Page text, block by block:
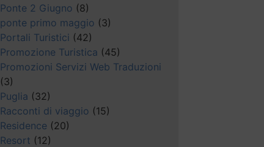
Ponte 2 Giugno (8)
ponte primo maggio (3)
Portali Turistici (42)
Promozione Turistica (45)
Promozioni Servizi Web Traduzioni
(3)
Puglia (32)
Racconti di viaggio (15)
Residence (20)
Resort (12)